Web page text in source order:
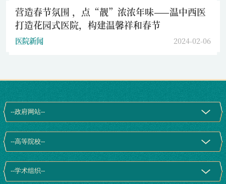
营造春节氛围 ，点“靓”浓浓年味——温中西医
打造花园式医院，构建温馨祥和春节
医院新闻 2024-02-06